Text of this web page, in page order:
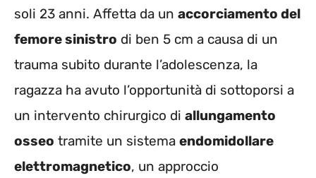
soli 23 anni. Affetta da un accorciamento del
femore sinistro di ben 5 cm a causa di un
trauma subito durante l’adolescenza, la
ragazza ha avuto l’opportunità di sottoporsi a
un intervento chirurgico di allungamento
osseo tramite un sistema endomidollare
elettromagnetico, un approccio